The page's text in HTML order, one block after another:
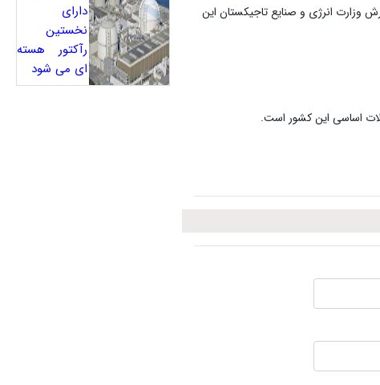
دارای
نخستین
رآکتور هسته
ای می شود
وزارت انرژی و صنایع تاجیکستان این